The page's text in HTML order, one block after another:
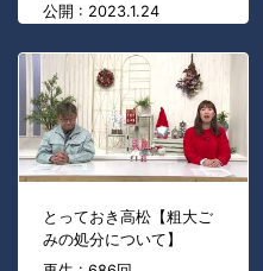
公開 : 2023.1.24
とっておき高松【粗大ご
みの処分について】